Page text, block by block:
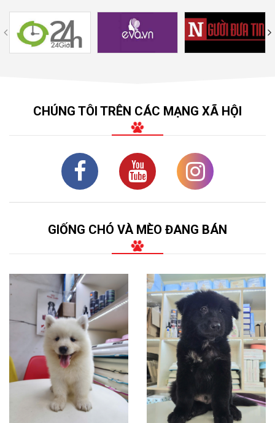
CHÚNG TÔI TRÊN CÁC MẠNG XÃ HỘI
GIỐNG CHÓ VÀ MÈO ĐANG BÁN